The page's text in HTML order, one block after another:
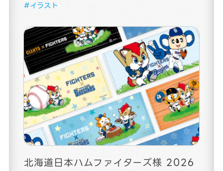
#イラスト
北海道日本ハムファイターズ様 2026